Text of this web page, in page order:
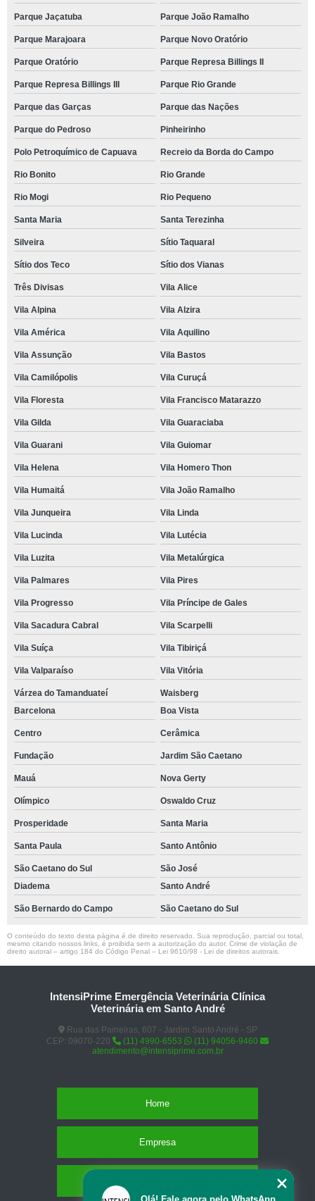
Parque Jaçatuba Parque João Ramalho
Parque Marajoara Parque Novo Oratório
Parque Oratório Parque Represa Billings II
Parque Represa Billings III Parque Rio Grande
Parque das Garças Parque das Nações
Parque do Pedroso Pinheirinho
Polo Petroquímico de Capuava Recreio da Borda do Campo
Rio Bonito Rio Grande
Rio Mogi Rio Pequeno
Santa Maria Santa Terezinha
Silveira Sítio Taquaral
Sítio dos Teco Sítio dos Vianas
Três Divisas Vila Alice
Vila Alpina Vila Alzira
Vila América Vila Aquilino
Vila Assunção Vila Bastos
Vila Camilópolis Vila Curuçá
Vila Floresta Vila Francisco Matarazzo
Vila Gilda Vila Guaraciaba
Vila Guarani Vila Guiomar
Vila Helena Vila Homero Thon
Vila Humaitá Vila João Ramalho
Vila Junqueira Vila Linda
Vila Lucinda Vila Lutécia
Vila Luzita Vila Metalúrgica
Vila Palmares Vila Pires
Vila Progresso Vila Príncipe de Gales
Vila Sacadura Cabral Vila Scarpelli
Vila Suíça Vila Tibiriçá
Vila Valparaíso Vila Vitória
Várzea do Tamanduateí
Waisberg
Barcelona
Boa Vista
Centro Cerâmica
Fundação Jardim São Caetano
Mauá Nova Gerty
Olímpico Oswaldo Cruz
Prosperidade Santa Maria
Santa Paula Santo Antônio
São Caetano do Sul
São José
Diadema
Santo André
São Bernardo do Campo São Caetano do Sul
O conteúdo do texto desta página é de direito reservado. Sua reprodução, parcial ou total,
mesmo citando nossos links, é proibida sem a autorização do autor. Crime de violação de
direito autoral – artigo 184 do Código Penal – Lei 9610/98 - Lei de direitos autorais
IntensiPrime Emergência Veterinária Clínica
Veterinária em Santo André
Rua das Paineiras, 607 - Jardim Santo André - SP
CEP: 09070-220
(11) 4990-6553
(11) 94056-9460
atendimento@intensiprime.com.br
Home
Empresa